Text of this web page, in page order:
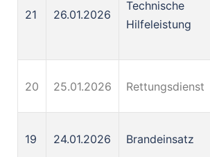
21 26.01.2026
Technische
Hilfeleistung
20 25.01.2026 Rettungsdienst
19 24.01.2026 Brandeinsatz